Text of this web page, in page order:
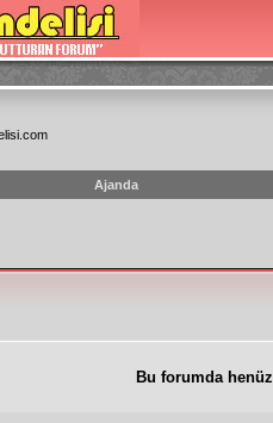
Ajanda
Bu forumda